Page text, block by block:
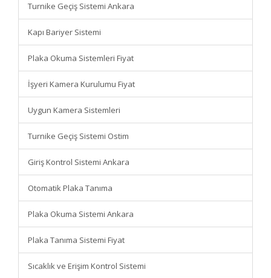
Turnike Geçiş Sistemi Ankara
Kapı Bariyer Sistemi
Plaka Okuma Sistemleri Fiyat
İşyeri Kamera Kurulumu Fiyat
Uygun Kamera Sistemleri
Turnike Geçiş Sistemi Ostim
Giriş Kontrol Sistemi Ankara
Otomatik Plaka Tanıma
Plaka Okuma Sistemi Ankara
Plaka Tanıma Sistemi Fiyat
Sıcaklık ve Erişim Kontrol Sistemi